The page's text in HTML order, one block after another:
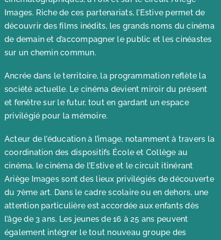
Images. Riche de ces partenariats, l’Estive permet de
découvrir des films inédits, les grands noms du cinéma
de demain et d’accompagner le public et les cinéastes
sur un chemin commun.
Ancrée dans le territoire, la programmation reflète la
société actuelle. Le cinéma devient miroir du présent
et fenêtre sur le futur, tout en gardant un espace
privilégié pour la mémoire.
Acteur de l’éducation à l’image, notamment à travers la
coordination des dispositifs École et Collège au
cinéma, le cinéma de l’Estive et le circuit itinérant
Ariège Images sont des lieux privilégiés de découverte
du 7ème art. Dans le cadre scolaire ou en dehors, une
attention particulière est accordée aux enfants dès
l’âge de 3 ans. Les jeunes de 16 à 25 ans peuvent
également intégrer le tout nouveau groupe des